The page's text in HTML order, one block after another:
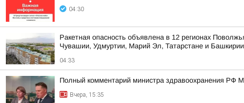
04:30
Ракетная опасность объявлена в 12 регионах
Чувашии, Удмуртии, Марий Эл, Татарстане и Башкирии
04:33
Полный комментарий министра здравоохранения РФ
Вчера, 15:35